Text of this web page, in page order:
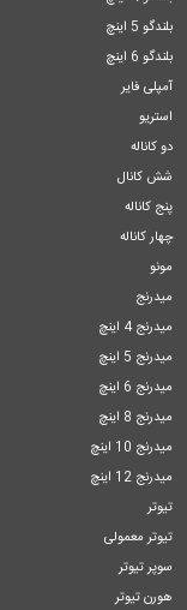
بلندگو 5 اینچ
بلندگو 6 اینچ
آمپلی فایر
استریو
دو کاناله
شش کانال
پنج کاناله
چهار کاناله
مونو
میدرنج
میدرنج 4 اینچ
میدرنج 5 اینچ
میدرنج 6 اینچ
میدرنج 8 اینچ
میدرنج 10 اینچ
میدرنج 12 اینچ
تیوتر
تیوتر معمولی
سوپر تیوتر
هورن تیوتر